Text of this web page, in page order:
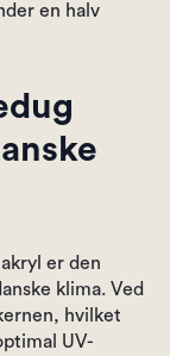
en halv
er den
klima. Ved
hvilket
UV-